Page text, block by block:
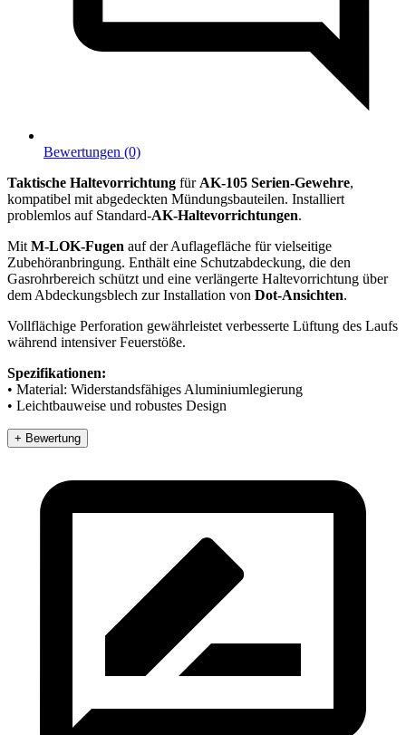
Bewertungen (0)
Taktische Haltevorrichtung für AK-105 Serien-Gewehre,
kompatibel mit abgedeckten Mündungsbauteilen. Installiert
problemlos auf Standard-AK-Haltevorrichtungen.
Mit M-LOK-Fugen auf der Auflagefläche für vielseitige
Zubehöranbringung. Enthält eine Schutzabdeckung, die den
Gasrohrbereich schützt und eine verlängerte Haltevorrichtung über
dem Abdeckungsblech zur Installation von Dot-Ansichten.
Vollflächige Perforation gewährleistet verbesserte Lüftung des Laufs
während intensiver Feuerstöße.
Spezifikationen:
• Material: Widerstandsfähiges Aluminiumlegierung
• Leichtbauweise und robustes Design
+ Bewertung